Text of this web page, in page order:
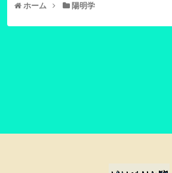
ホーム 陽明学